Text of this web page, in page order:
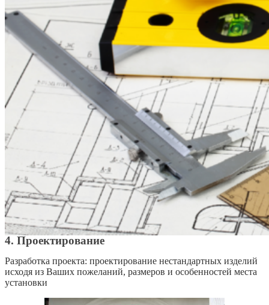
4. Проектирование
Разработка проекта: проектирование нестандартных изделий
исходя из Ваших пожеланий, размеров и особенностей места
установки